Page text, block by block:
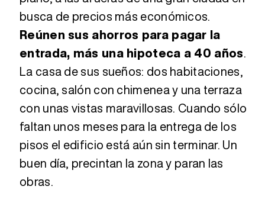
busca de precios más económicos.
Reúnen sus ahorros para pagar la
entrada, más una hipoteca a 40 años.
La casa de sus sueños: dos habitaciones,
cocina, salón con chimenea y una terraza
con unas vistas maravillosas. Cuando sólo
faltan unos meses para la entrega de los
pisos el edificio está aún sin terminar. Un
buen día, precintan la zona y paran las
obras.